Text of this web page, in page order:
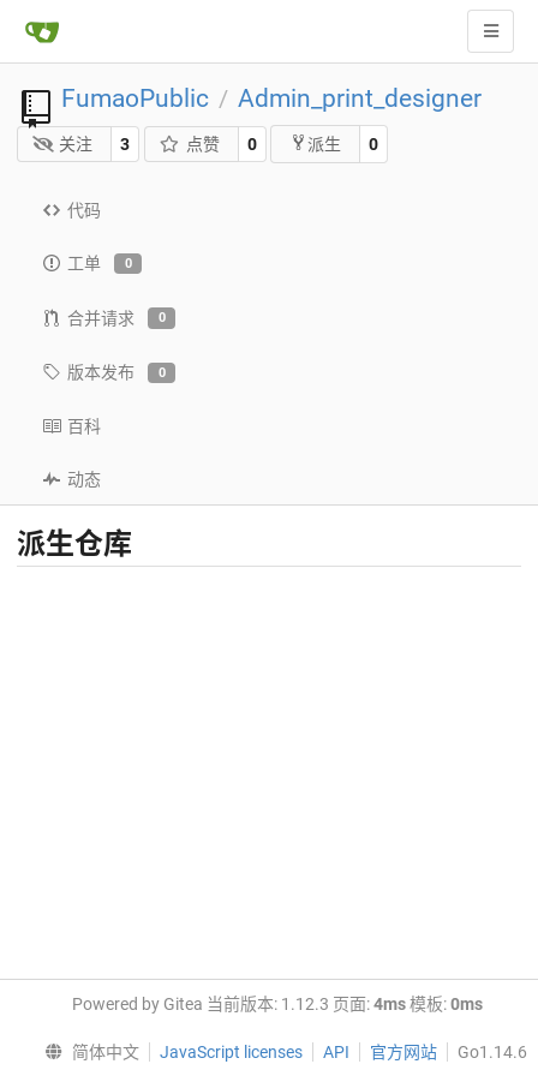
FumaoPublic / Admin_print_designer
关注 3 点赞 0 派生 0
代码
工单 0
合并请求 0
版本发布 0
百科
动态
派生仓库
Powered by Gitea 当前版本: 1.12.3 页面:4ms模板:0ms
简体中文 JavaScript licenses API 官方网站 Go1.14.6